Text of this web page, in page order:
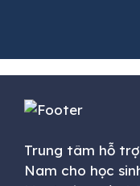
Trung tâm hỗ
Nam cho học